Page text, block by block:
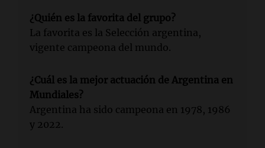
¿Quién es la favorita del grupo?
La favorita es la Selección argentina,
vigente campeona del mundo.
¿Cuál es la mejor actuación de Argentina en
Mundiales?
Argentina ha sido campeona en 1978, 1986
y 2022.